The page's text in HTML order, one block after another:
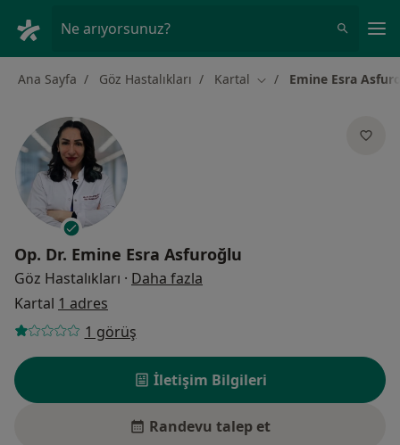
Ne arıyorsunuz?
Ana Sayfa Göz Hastalıkları Kartal Şehir değiştir
Emine Esra
Op. Dr. Emine Esra Asfuroğlu
Göz Hastalıkları · Daha fazla
Kartal 1 adres
1 görüş
İletişim Bilgileri
Randevu talep et